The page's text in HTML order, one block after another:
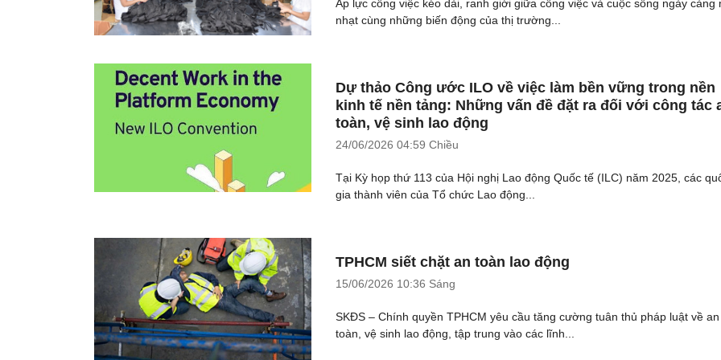
Áp lực công việc kéo dài, ranh giới giữa công việc và cuộc sống ngày càng
nhạt cùng những biến động của thị trường...
Dự thảo Công ước ILO về việc làm bền vững trong nền
kinh tế nền tảng: Những vấn đề đặt ra đối với công tác
toàn, vệ sinh lao động
24/06/2026 04:59 Chiều
Tại Kỳ họp thứ 113 của Hội nghị Lao động Quốc tế (ILC) năm 2025, các
gia thành viên của Tổ chức Lao động...
TPHCM siết chặt an toàn lao động
15/06/2026 10:36 Sáng
SKĐS – Chính quyền TPHCM yêu cầu tăng cường tuân thủ pháp luật về an
toàn, vệ sinh lao động, tập trung vào các lĩnh...